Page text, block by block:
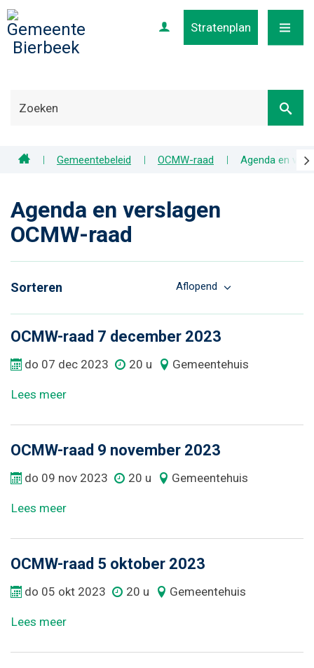
Naar
content
Stratenplan
Profiel
MENU
HomeGemeentebeleid OCMW-raad Agenda en
Agenda en verslagen
OCMW-raad
Sorteren Aflopend
OCMW-raad 7 december 2023
do 07 dec 2023 20 u Gemeentehuis
Lees meer
OCMW-raad 9 november 2023
do 09 nov 2023 20 u Gemeentehuis
Lees meer
OCMW-raad 5 oktober 2023
do 05 okt 2023 20 u Gemeentehuis
Lees meer